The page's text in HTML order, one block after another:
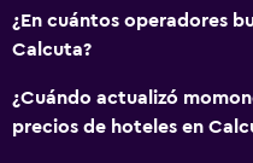
¿En cuántos operadores
Calcuta?
¿Cuándo actualizó
precios de hoteles en